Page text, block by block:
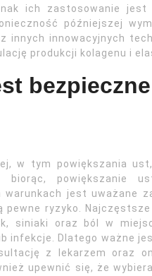
ich zastosowanie jest
późniejszej
innych innowacyjnych
produkcji kolagenu i
w tym powiększania
powiększanie
jest uważane
ryzyko. Najczęstsze
siniaki oraz ból w
infekcje. Dlatego ważne
z lekarzem oraz
upewnić się, że